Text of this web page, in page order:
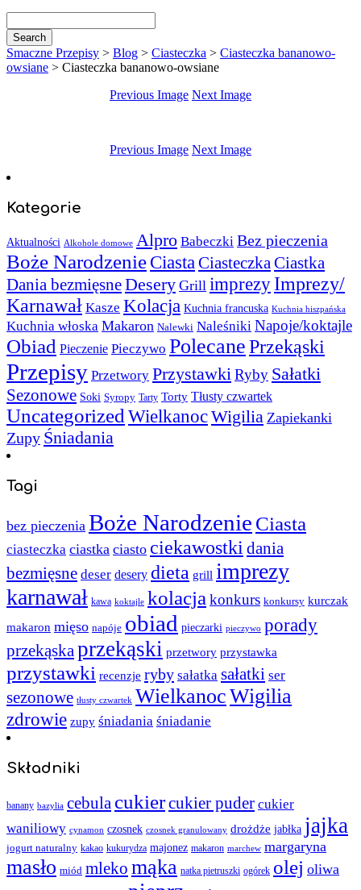
Smaczne Przepisy > Blog > Ciasteczka > Ciasteczka bananowo-
owsiane > Ciasteczka bananowo-owsiane
Previous Image Next Image
Previous Image Next Image
Kategorie
Aktualności Alkohole domowe Alpro Babeczki Bez pieczenia
Boże NarodzenieCiastaCiasteczkaCiastka
Dania bezmięsneDesery Grill imprezy Imprezy/
Karnawał Kasze Kolacja Kuchnia francuska Kuchnia hiszpańska
Kuchnia włoska Makaron Nalewki Naleśniki Napoje/koktajle
Obiad Pieczenie Pieczywo PolecanePrzekąski
Przepisy Przetwory PrzystawkiRyby Sałatki
Sezonowe Soki Syropy Tarty Torty Tłusty czwartek
UncategorizedWielkanocWigilia Zapiekanki
Zupy Śniadania
Tagi
bez pieczenia Boże Narodzenie Ciasta
ciasteczka ciastka ciasto ciekawostki dania
bezmięsne deser desery dieta grill imprezy
karnawał kawa koktajle kolacja konkurs konkursy kurczak
makaron mięso napóje obiad pieczarki pieczywo porady
przekąskaprzekąski przetwory przystawka
przystawki recenzje ryby sałatka sałatki ser
sezonowe tłusty czwartek WielkanocWigilia
zdrowie zupy śniadania śniadanie
Składniki
banany bazylia cebula cukiercukier puder cukier
waniliowy cynamon czosnek czosnek granulowany drożdże jabłka jajka
jogurt naturalny kakao kukurydza majonez makaron marchew margaryna
masło miód mleko mąka natka pietruszki ogórek olej oliwa